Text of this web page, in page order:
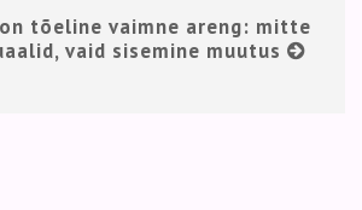
tõeline vaimne areng: mitte
vaid sisemine muutus